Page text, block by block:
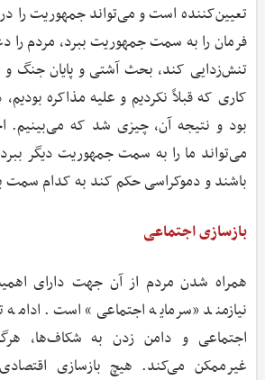
تعیین‌کننده است و می‌تواند جمهوریت را
فرمان را به سمت جمهوریت ببرد، مردم را
تنش‌زدایی کند، بحث آشتی و پایان جنگ و
کاری که قبلاً نکردیم و علیه مذاکره
بود و نتیجه آن، چیزی شد که می‌بینیم.
می‌تواند ما را به سمت جمهوریت دیگر
باشند و دموکراسی حکم کند به کدام سمت
بازسازی اجتماعی
همراه شدن مردم از آن جهت دارای
نیازمند «سرمایه اجتماعی» است.
اجتماعی و دامن زدن به شکاف‌ها،
غیرممکن می‌کند. هیچ بازسازی